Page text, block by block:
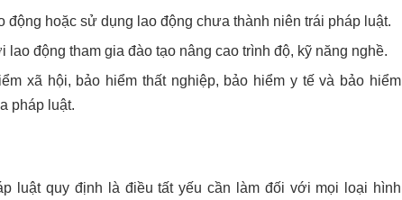
hoặc sử dụng lao động chưa thành niên trái pháp luật.
động tham gia đào tạo nâng cao trình độ, kỹ năng nghề.
xã hội, bảo hiểm thất nghiệp, bảo hiểm y tế và bảo hiểm
pháp luật.
luật quy định là điều tất yếu cần làm đối với mọi loại hình